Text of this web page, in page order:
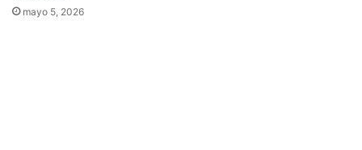
mayo 5, 2026